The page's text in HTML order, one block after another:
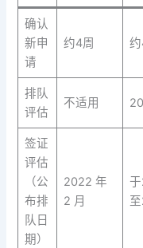
确认
新申
请
约4周 约
排队
评估
不适用
签证
评估
（公
布排
队日
期）
2022 年
2 月